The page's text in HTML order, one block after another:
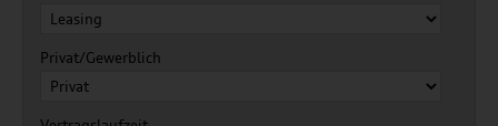
Privat/Gewerblich